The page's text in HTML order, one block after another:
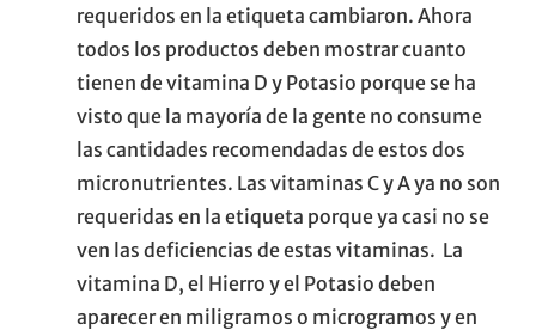
requeridos en la etiqueta cambiaron. Ahora
todos los productos deben mostrar cuanto
tienen de vitamina D y Potasio porque se ha
visto que la mayoría de la gente no consume
las cantidades recomendadas de estos dos
micronutrientes. Las vitaminas C y A ya no son
requeridas en la etiqueta porque ya casi no se
ven las deficiencias de estas vitaminas. La
vitamina D, el Hierro y el Potasio deben
aparecer en miligramos o microgramos y en